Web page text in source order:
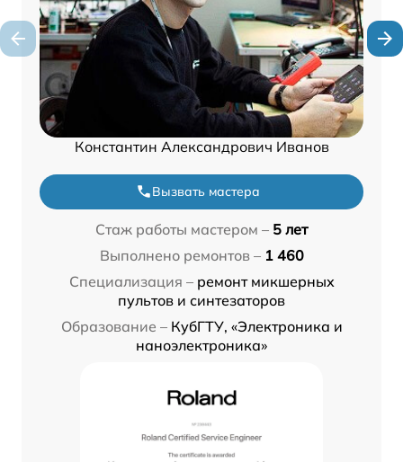
Константин Александрович Иванов
Вызвать мастера
Стаж работы мастером – 5 лет
Выполнено ремонтов – 1 460
Специализация – ремонт микшерных
пультов и синтезаторов
Образование – КубГТУ, «Электроника и
наноэлектроника»